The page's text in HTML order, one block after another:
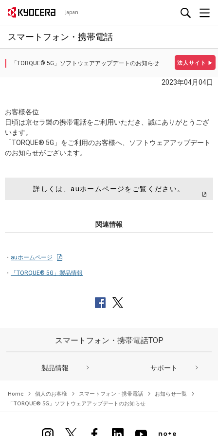
Japan
スマートフォン・携帯電話
法人サイト ▶
「TORQUE® 5G」ソフトウェアアップデートのお知らせ
2023年04月04日
お客様各位
日頃は京セラ製の携帯電話をご利用いただき、誠にありがとうござ
います。
「TORQUE® 5G」をご利用のお客様へ、ソフトウェアアップデート
のお知らせがございます。
詳しくは、auホームページをご覧ください。
関連情報
auホームページ
「TORQUE® 5G」製品情報
スマートフォン・携帯電話TOP
製品情報 サポート
Home 個人のお客様 スマートフォン・携帯電話
お知らせ一覧
「TORQUE® 5G」ソフトウェアアップデートのお知らせ